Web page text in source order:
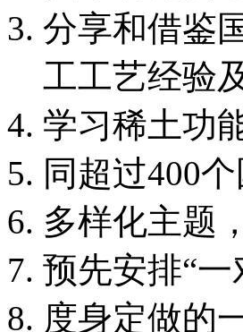
分享和借鉴
工工艺经验
学习稀土功
同超过400
多样化主题
预先安排“
度身定做的